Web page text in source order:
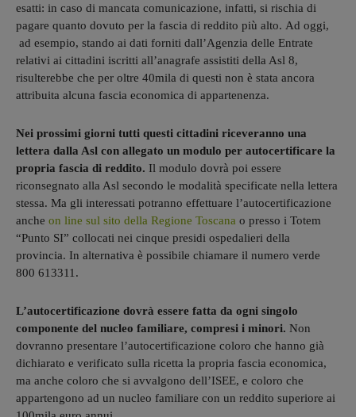
esatti: in caso di mancata comunicazione, infatti, si rischia di
pagare quanto dovuto per la fascia di reddito più alto. Ad oggi,
ad esempio, stando ai dati forniti dall’Agenzia delle Entrate
relativi ai cittadini iscritti all’anagrafe assistiti della Asl 8,
risulterebbe che per oltre 40mila di questi non è stata ancora
attribuita alcuna fascia economica di appartenenza.
Nei prossimi giorni tutti questi cittadini riceveranno una
lettera dalla Asl con allegato un modulo per autocertificare la
propria fascia di reddito. Il modulo dovrà poi essere
riconsegnato alla Asl secondo le modalità specificate nella lettera
stessa. Ma gli interessati potranno effettuare l’autocertificazione
anche on line sul sito della Regione Toscana o presso i Totem
“Punto SI” collocati nei cinque presidi ospedalieri della
provincia. In alternativa è possibile chiamare il numero verde
800 613311.
L’autocertificazione dovrà essere fatta da ogni singolo
componente del nucleo familiare, compresi i minori. Non
dovranno presentare l’autocertificazione coloro che hanno già
dichiarato e verificato sulla ricetta la propria fascia economica,
ma anche coloro che si avvalgono dell’ISEE, e coloro che
appartengono ad un nucleo familiare con un reddito superiore ai